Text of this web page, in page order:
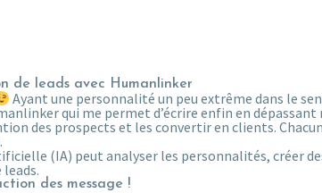
de leads avec Humanlinker
Ayant une personnalité un peu extrême dans le
qui me permet d’écrire enfin en
des prospects et les convertir en clients.
(IA) peut analyser les personnalités, créer
des message !